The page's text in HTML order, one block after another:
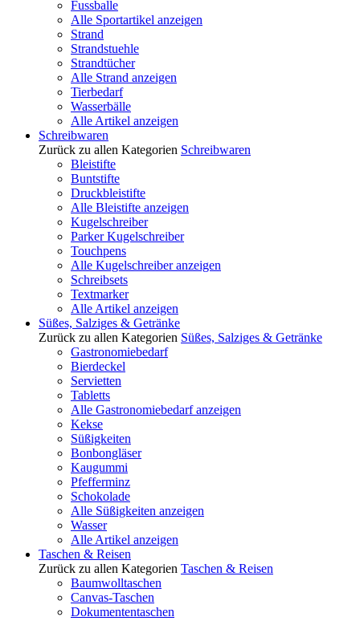
Fussballe
Alle Sportartikel anzeigen
Strand
Strandstuehle
Strandtücher
Alle Strand anzeigen
Tierbedarf
Wasserbälle
Alle Artikel anzeigen
Schreibwaren
Zurück zu allen Kategorien Schreibwaren
Bleistifte
Buntstifte
Druckbleistifte
Alle Bleistifte anzeigen
Kugelschreiber
Parker Kugelschreiber
Touchpens
Alle Kugelschreiber anzeigen
Schreibsets
Textmarker
Alle Artikel anzeigen
Süßes, Salziges & Getränke
Zurück zu allen Kategorien Süßes, Salziges & Getränke
Gastronomiebedarf
Bierdeckel
Servietten
Tabletts
Alle Gastronomiebedarf anzeigen
Kekse
Süßigkeiten
Bonbongläser
Kaugummi
Pfefferminz
Schokolade
Alle Süßigkeiten anzeigen
Wasser
Alle Artikel anzeigen
Taschen & Reisen
Zurück zu allen Kategorien Taschen & Reisen
Baumwolltaschen
Canvas-Taschen
Dokumententaschen